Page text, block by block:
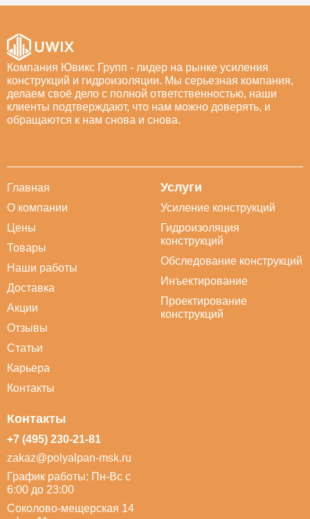
Компания Ювикс Групп - лидер на рынке усиления
конструкций и гидроизоляции. Мы серьезная компания,
делаем своё дело с полной ответственностью, наши
клиенты подтверждают, что нам можно доверять, и
обращаются к нам снова и снова.
Главная
О компании
Цены
Товары
Наши работы
Доставка
Акции
Отзывы
Статьи
Карьера
Контакты
Услуги
Усиление конструкций
Гидроизоляция
конструкций
Обследование конструкций
Инъектирование
Проектирование
конструкций
Контакты
+7 (495) 230-21-81
zakaz@polyalpan-msk.ru
График работы: Пн-Вс с
6:00 до 23:00
Соколово-мещерская 14